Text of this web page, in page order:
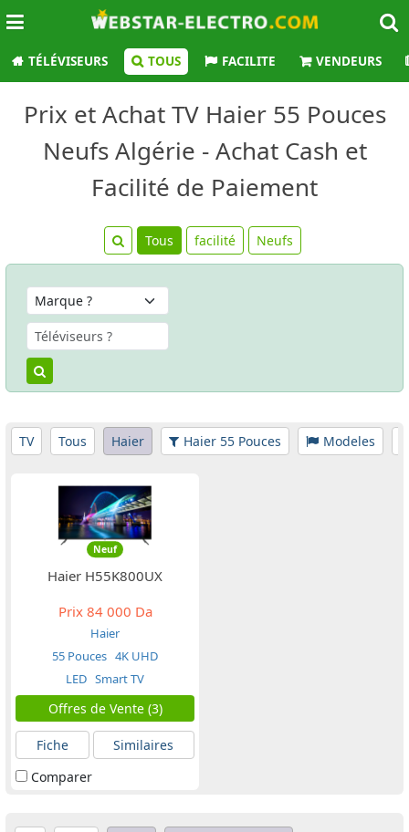
TÉLÉVISEURS TOUS FACILITE VENDEURS
Prix et Achat TV Haier 55 Pouces
Neufs Algérie - Achat Cash et
Facilité de Paiement
Tous facilité Neufs
TV Tous Haier Haier 55 Pouces Modeles
Neuf
Haier H55K800UX
Prix84 000 Da
Haier
55 Pouces 4K UHD
LED Smart TV
Offres de Vente (3)
Fiche
Similaires
Comparer